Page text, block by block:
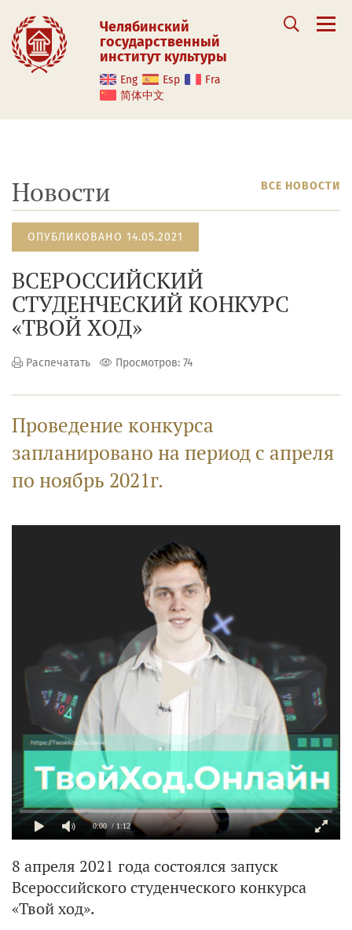
Челябинский
государственный
институт культуры
Eng Esp
Fra
简体中文
Новости ВСЕ НОВОСТИ
ОПУБЛИКОВАНО 14.05.2021
ВСЕРОССИЙСКИЙ
СТУДЕНЧЕСКИЙ КОНКУРС
«ТВОЙ ХОД»
Распечатать Просмотров: 74
Проведение конкурса
запланировано на период с апреля
по ноябрь 2021г.
0:00 / 1:12
8 апреля 2021 года состоялся запуск
Всероссийского студенческого конкурса
«Твой ход».